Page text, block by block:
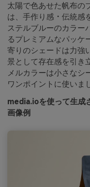
太陽で色あせた帆布の
は、手作り感・伝統感
ステルブルーのカラー
るプレミアムなパッケ
寄りのシェードは力強
景として存在感を引き
メルカラーは小さなシ
ワンポイントに使いま
media.ioを使って生成
画像例